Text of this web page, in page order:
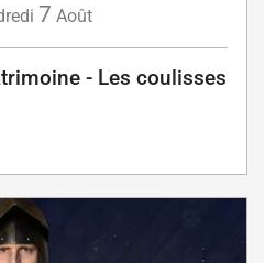
7 Août
- Les coulisses